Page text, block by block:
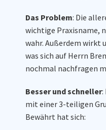
Das Problem: Die
wichtige Praxisname,
wahr. Außerdem wirkt
was sich auf Herrn
nochmal nachfragen
Besser und schneller:
mit einer 3-teiligen
Bewährt hat sich: